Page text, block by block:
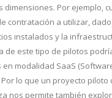
dimensiones. Por ejemplo,
contratación a utilizar,
instalados y la
de este tipo de pilotos
en modalidad SaaS
Por lo que un proyecto piloto
nos permite también